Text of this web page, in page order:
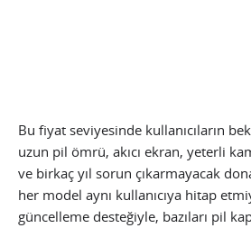
Bu fiyat seviyesinde kullanıcıların
uzun pil ömrü, akıcı ekran, yeterli
ve birkaç yıl sorun çıkarmayacak
her model aynı kullanıcıya hitap
güncelleme desteğiyle, bazıları pil